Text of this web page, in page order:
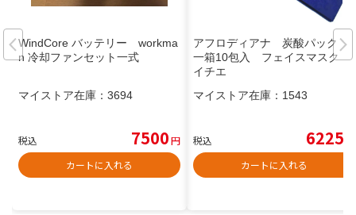
WindCore バッテリー workma
n 冷却ファンセット一式
マイストア在庫： 3694
税込 7500円
カートに入れる
アフロディアナ 炭酸パック
一箱10包入 フェイスマスク
イチエ
マイストア在庫： 1543
税込 6225
カートに入れる